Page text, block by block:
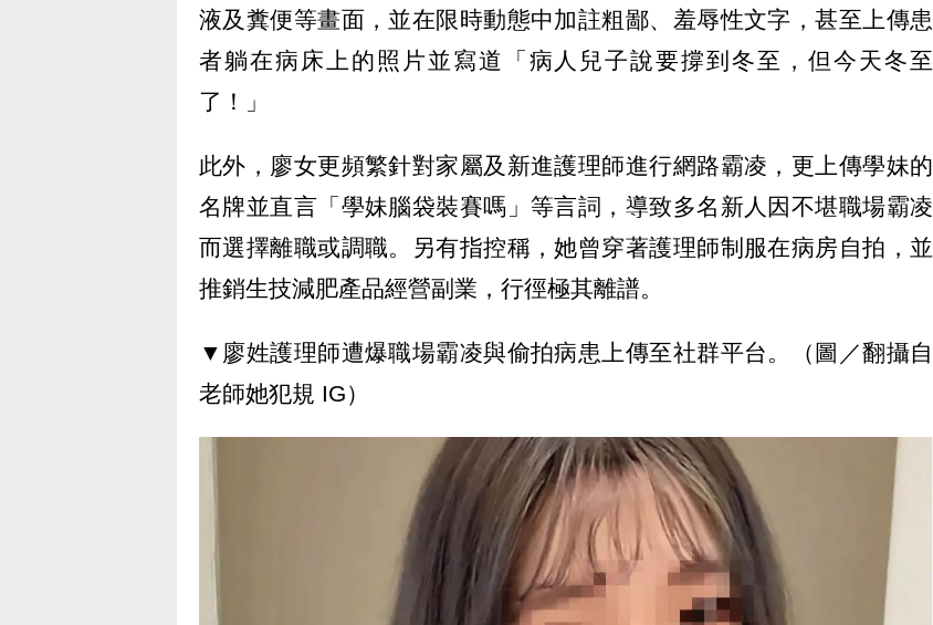
液及糞便等畫面，並在限時動態中加註粗鄙、羞辱性文字，甚至上傳患
者躺在病床上的照片並寫道「病人兒子說要撐到冬至，但今天冬至
了！」
此外，廖女更頻繁針對家屬及新進護理師進行網路霸凌，更上傳學妹的
名牌並直言「學妹腦袋裝賽嗎」等言詞，導致多名新人因不堪職場霸凌
而選擇離職或調職。另有指控稱，她曾穿著護理師制服在病房自拍，並
推銷生技減肥產品經營副業，行徑極其離譜。
▼廖姓護理師遭爆職場霸凌與偷拍病患上傳至社群平台。（圖／翻攝自
老師她犯規 IG）